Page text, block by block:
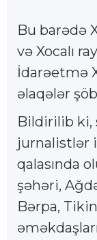
Bu barədə
və Xocalı
İdarəetmə
əlaqələr
Bildirilib ki,
jurnalistlər
qalasında
şəhəri,
Bərpa,